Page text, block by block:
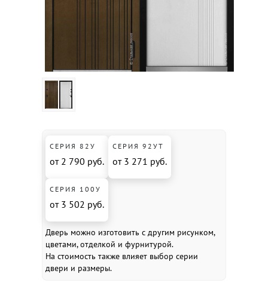
СЕРИЯ 82У
от 2 790 руб.
СЕРИЯ 92УТ
от 3 271 руб.
СЕРИЯ 100У
от 3 502 руб.
Дверь можно изготовить с другим рисунком,
цветами, отделкой и фурнитурой.
На стоимость также влияет выбор серии
двери и размеры.